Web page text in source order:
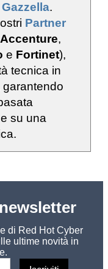
.
Partner
Accenture,
e Fortinet),
tecnica in
su una
di Red Hot Cyber
ultime novità in